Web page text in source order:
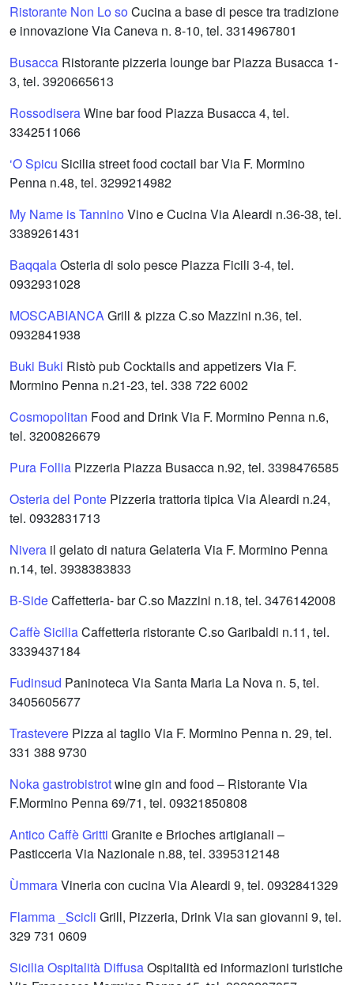
Ristorante Non Lo so Cucina a base di pesce tra tradizione
e innovazione Via Caneva n. 8-10, tel. 3314967801
Busacca Ristorante pizzeria lounge bar Piazza Busacca 1-
3, tel. 3920665613
RossodiseraWine bar food Piazza Busacca 4, tel.
3342511066
‘O Spicu Sicilia street food coctail bar Via F. Mormino
Penna n.48, tel. 3299214982
My Name is Tannino Vino e Cucina Via Aleardi n.36-38, tel.
3389261431
BaqqalaOsteria di solo pesce Piazza Ficili 3-4, tel.
0932931028
MOSCABIANCAGrill & pizza C.so Mazzini n.36, tel.
0932841938
Buki Buki Ristò pub Cocktails and appetizers Via F.
Mormino Penna n.21-23, tel. 338 722 6002
Cosmopolitan Food and Drink Via F. Mormino Penna n.6,
tel. 3200826679
Pura Follia Pizzeria Piazza Busacca n.92, tel. 3398476585
Osteria del Ponte Pizzeria trattoria tipica Via Aleardi n.24,
tel. 0932831713
Nivera il gelato di natura Gelateria Via F. Mormino Penna
n.14, tel. 3938383833
B-SideCaffetteria- bar C.so Mazzini n.18, tel. 3476142008
Caffè SiciliaCaffetteria ristorante C.so Garibaldi n.11, tel.
3339437184
Fudinsud Paninoteca Via Santa Maria La Nova n. 5, tel.
3405605677
Trastevere Pizza al taglio Via F. Mormino Penna n. 29, tel.
331 388 9730
Noka gastrobistrotwine gin and food – Ristorante Via
F.Mormino Penna 69/71, tel. 09321850808
Antico Caffè Gritti Granite e Brioches artigianali –
Pasticceria Via Nazionale n.88, tel. 3395312148
ÙmmaraVineria con cucina Via Aleardi 9, tel. 0932841329
Flamma _Scicli Grill, Pizzeria, Drink Via san giovanni 9, tel.
329 731 0609
Sicilia Ospitalità DiffusaOspitalità ed informazioni turistiche